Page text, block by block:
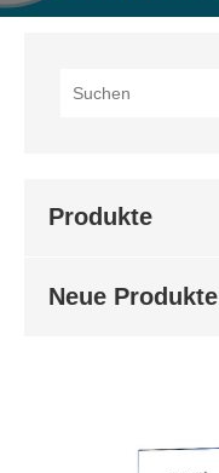
Produkte
Neue Produkte